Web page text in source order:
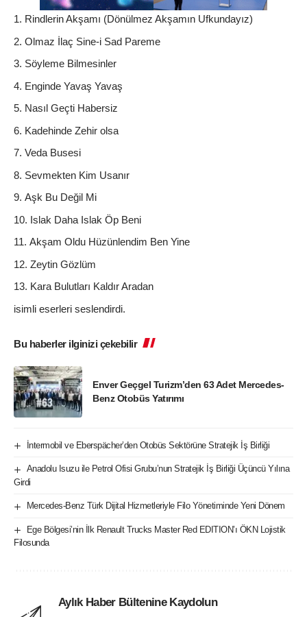
Rindlerin Akşamı (Dönülmez Akşamın Ufkundayız)
Olmaz İlaç Sine-i Sad Pareme
Söyleme Bilmesinler
Enginde Yavaş Yavaş
Nasıl Geçti Habersiz
Kadehinde Zehir olsa
Veda Busesi
Sevmekten Kim Usanır
Aşk Bu Değil Mi
Islak Daha Islak Öp Beni
Akşam Oldu Hüzünlendim Ben Yine
Zeytin Gözlüm
Kara Bulutları Kaldır Aradan
isimli eserleri seslendirdi.
Bu haberler ilginizi çekebilir
Enver Geçgel Turizm’den 63 Adet Mercedes-
Benz Otobüs Yatırımı
İntermobil ve Eberspächer’den Otobüs Sektörüne Stratejik İş Birliği
Anadolu Isuzu ile Petrol Ofisi Grubu’nun Stratejik İş Birliği Üçüncü Yılına
Girdi
Mercedes-Benz Türk Dijital Hizmetleriyle Filo Yönetiminde Yeni Dönem
Ege Bölgesi’nin İlk Renault Trucks Master Red EDITION’ı ÖKN Lojistik
Filosunda
Aylık Haber Bültenine Kaydolun